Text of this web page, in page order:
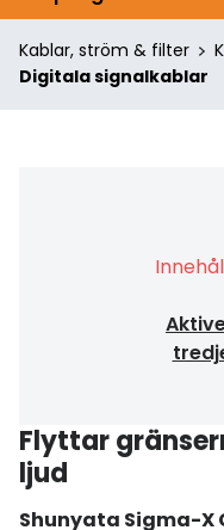
Kablar, ström & filter
Digitala signalkablar
Flyttar
ljud
Shunyata Sigma-X